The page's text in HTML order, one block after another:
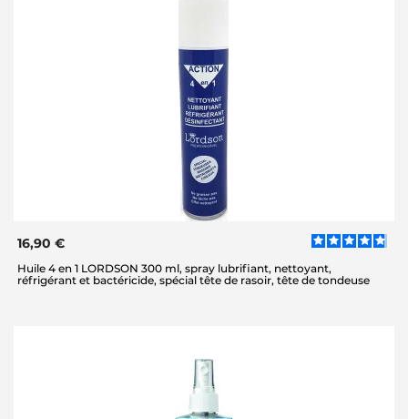
16,90 €
Huile 4 en 1 LORDSON 300 ml, spray lubrifiant, nettoyant,
réfrigérant et bactéricide, spécial tête de rasoir, tête de tondeuse